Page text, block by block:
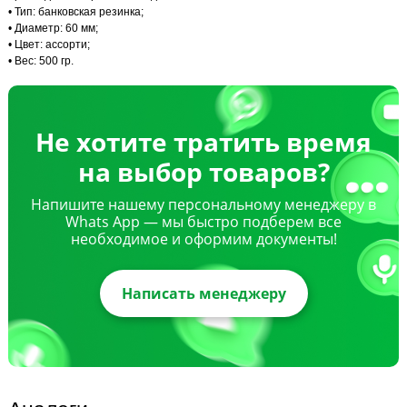
• Тип: банковская резинка;
• Диаметр: 60 мм;
• Цвет: ассорти;
• Вес: 500 гр.
Не хотите тратить время
на выбор товаров?
Напишите нашему персональному менеджеру в
Whats App — мы быстро подберем все
необходимое и оформим документы!
Написать менеджеру